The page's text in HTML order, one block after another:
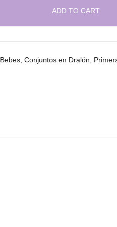
ADD TO CART
Bebes Conjuntos en Dralón